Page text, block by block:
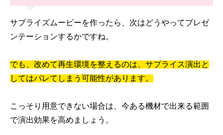
サプライズムービーを作ったら、次はどうやってプレゼ
ンテーションするかですね。
でも、改めて再生環境を整えるのは、サプライス演出と
してはバレてしまう可能性があります。
こっそり用意できない場合は、今ある機材で出来る範囲
で演出効果を高めましょう。